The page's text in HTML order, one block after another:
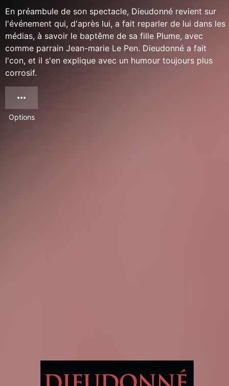
En préambule de son spectacle, Dieudonné revient sur
l'événement qui, d'après lui, a fait reparler de lui dans les
médias, à savoir le baptême de sa fille Plume, avec
comme parrain Jean-marie Le Pen. Dieudonné a fait
l'con, et il s'en explique avec un humour toujours plus
corrosif.
Options